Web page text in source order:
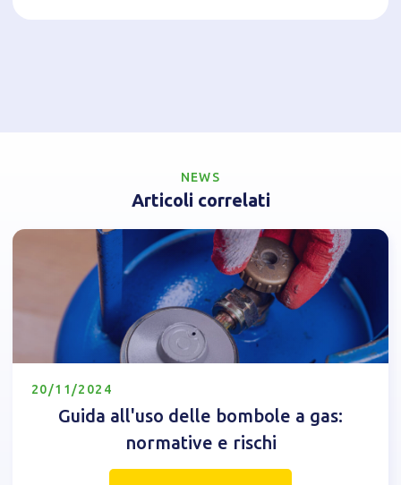
NEWS
Articoli correlati
20/11/2024
Guida all'uso delle bombole a gas:
normative e rischi